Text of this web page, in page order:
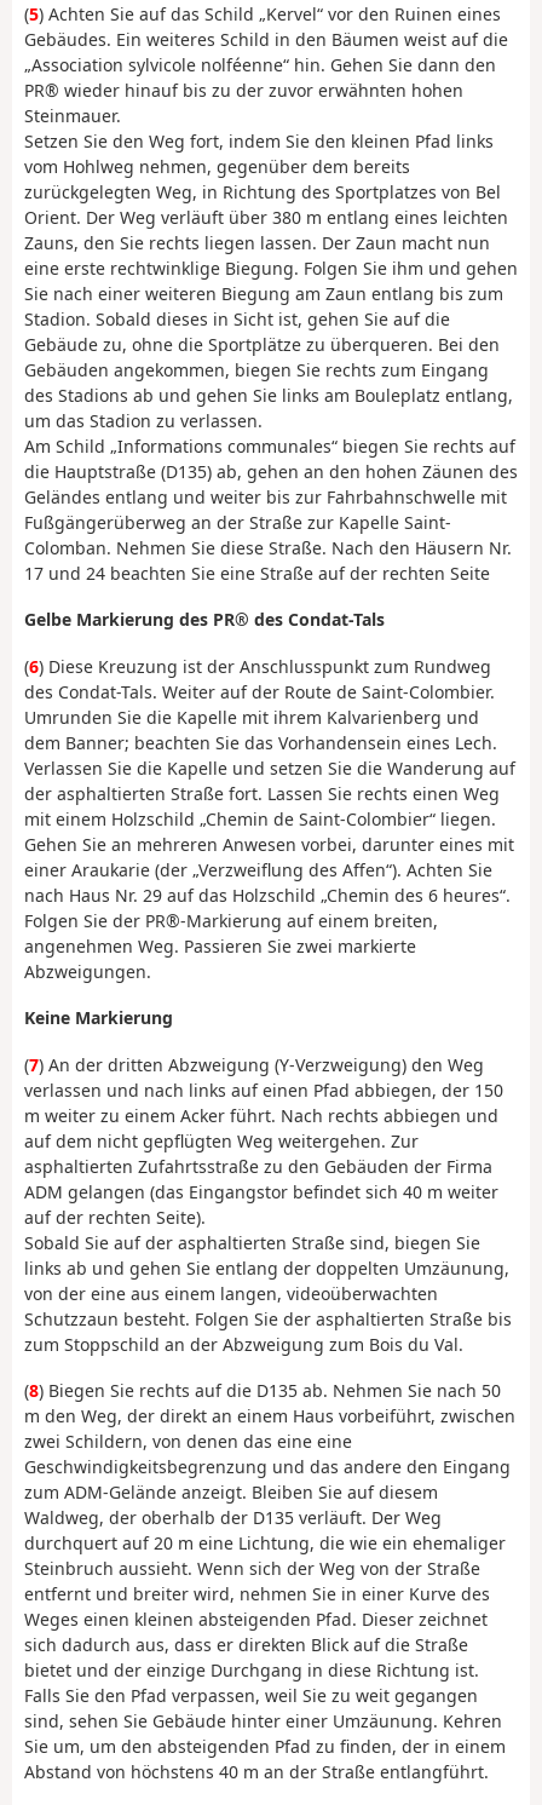
(5) Achten Sie auf das Schild „Kervel“ vor den Ruinen eines
Gebäudes. Ein weiteres Schild in den Bäumen weist auf die
„Association sylvicole nolféenne“ hin. Gehen Sie dann den
PR® wieder hinauf bis zu der zuvor erwähnten hohen
Steinmauer.
Setzen Sie den Weg fort, indem Sie den kleinen Pfad links
vom Hohlweg nehmen, gegenüber dem bereits
zurückgelegten Weg, in Richtung des Sportplatzes von Bel
Orient. Der Weg verläuft über 380 m entlang eines leichten
Zauns, den Sie rechts liegen lassen. Der Zaun macht nun
eine erste rechtwinklige Biegung. Folgen Sie ihm und gehen
Sie nach einer weiteren Biegung am Zaun entlang bis zum
Stadion. Sobald dieses in Sicht ist, gehen Sie auf die
Gebäude zu, ohne die Sportplätze zu überqueren. Bei den
Gebäuden angekommen, biegen Sie rechts zum Eingang
des Stadions ab und gehen Sie links am Bouleplatz entlang,
um das Stadion zu verlassen.
Am Schild „Informations communales“ biegen Sie rechts auf
die Hauptstraße (D135) ab, gehen an den hohen Zäunen des
Geländes entlang und weiter bis zur Fahrbahnschwelle mit
Fußgängerüberweg an der Straße zur Kapelle Saint-
Colomban. Nehmen Sie diese Straße. Nach den Häusern Nr.
17 und 24 beachten Sie eine Straße auf der rechten Seite
Gelbe Markierung des PR® des Condat-Tals
(6) Diese Kreuzung ist der Anschlusspunkt zum Rundweg
des Condat-Tals. Weiter auf der Route de Saint-Colombier.
Umrunden Sie die Kapelle mit ihrem Kalvarienberg und
dem Banner; beachten Sie das Vorhandensein eines Lech.
Verlassen Sie die Kapelle und setzen Sie die Wanderung auf
der asphaltierten Straße fort. Lassen Sie rechts einen Weg
mit einem Holzschild „Chemin de Saint-Colombier“ liegen.
Gehen Sie an mehreren Anwesen vorbei, darunter eines mit
einer Araukarie (der „Verzweiflung des Affen“). Achten Sie
nach Haus Nr. 29 auf das Holzschild „Chemin des 6 heures“.
Folgen Sie der PR®-Markierung auf einem breiten,
angenehmen Weg. Passieren Sie zwei markierte
Abzweigungen.
Keine Markierung
(7) An der dritten Abzweigung (Y-Verzweigung) den Weg
verlassen und nach links auf einen Pfad abbiegen, der 150
m weiter zu einem Acker führt. Nach rechts abbiegen und
auf dem nicht gepflügten Weg weitergehen. Zur
asphaltierten Zufahrtsstraße zu den Gebäuden der Firma
ADM gelangen (das Eingangstor befindet sich 40 m weiter
auf der rechten Seite).
Sobald Sie auf der asphaltierten Straße sind, biegen Sie
links ab und gehen Sie entlang der doppelten Umzäunung,
von der eine aus einem langen, videoüberwachten
Schutzzaun besteht. Folgen Sie der asphaltierten Straße bis
zum Stoppschild an der Abzweigung zum Bois du Val.
(8) Biegen Sie rechts auf die D135 ab. Nehmen Sie nach 50
m den Weg, der direkt an einem Haus vorbeiführt, zwischen
zwei Schildern, von denen das eine eine
Geschwindigkeitsbegrenzung und das andere den Eingang
zum ADM-Gelände anzeigt. Bleiben Sie auf diesem
Waldweg, der oberhalb der D135 verläuft. Der Weg
durchquert auf 20 m eine Lichtung, die wie ein ehemaliger
Steinbruch aussieht. Wenn sich der Weg von der Straße
entfernt und breiter wird, nehmen Sie in einer Kurve des
Weges einen kleinen absteigenden Pfad. Dieser zeichnet
sich dadurch aus, dass er direkten Blick auf die Straße
bietet und der einzige Durchgang in diese Richtung ist.
Falls Sie den Pfad verpassen, weil Sie zu weit gegangen
sind, sehen Sie Gebäude hinter einer Umzäunung. Kehren
Sie um, um den absteigenden Pfad zu finden, der in einem
Abstand von höchstens 40 m an der Straße entlangführt.